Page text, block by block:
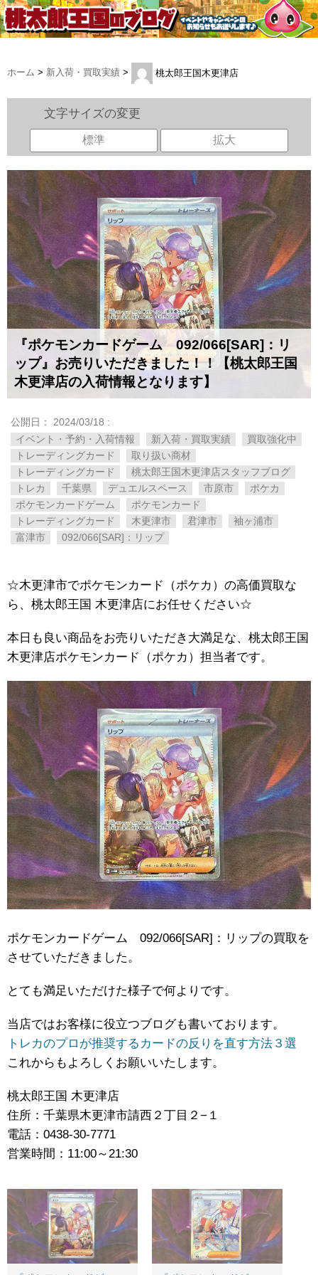
ホーム > 新入荷・買取実績 > 桃太郎王国木更津店
文字サイズの変更
標準 拡大
『ポケモンカードゲーム 092/066[SAR]：リ
ップ』お売りいただきました！！【桃太郎王国
木更津店の入荷情報となります】
公開日： 2024/03/18 :
イベント・予約・入荷情報
新入荷・買取実績
買取強化中
トレーディングカード
取り扱い商材
トレーディングカード
桃太郎王国木更津店スタッフブログ
トレカ
千葉県 デュエルスペース 市原市
ポケカ
ポケモンカードゲーム
ポケモンカード
トレーディングカード
木更津市 君津市
袖ヶ浦市
富津市
092/066[SAR]：リップ
☆木更津市でポケモンカード（ポケカ）の高価買取な
ら、桃太郎王国 木更津店にお任せください☆
本日も良い商品をお売りいただき大満足な、桃太郎王国
木更津店ポケモンカード（ポケカ）担当者です。
ポケモンカードゲーム 092/066[SAR]：リップの買取を
させていただきました。
とても満足いただけた様子で何よりです。
当店ではお客様に役立つブログも書いております。
トレカのプロが推奨するカードの反りを直す方法３選
これからもよろしくお願いいたします。
桃太郎王国 木更津店
住所：千葉県木更津市請西２丁目２−１
電話：0438-30-7771
営業時間：11:00～21:30